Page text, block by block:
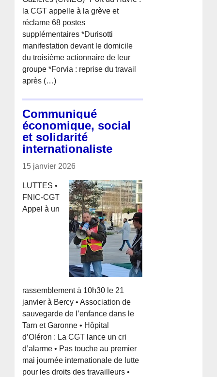
la CGT appelle à la grève et
réclame 68 postes
supplémentaires *Durisotti
manifestation devant le domicile
du troisième actionnaire de leur
groupe *Forvia : reprise du travail
après (…)
Communiqué
économique, social
et solidarité
internationaliste
15 janvier 2026
LUTTES •
FNIC-CGT
Appel à un
rassemblement à 10h30 le 21
janvier à Bercy • Association de
sauvegarde de l’enfance dans le
Tarn et Garonne • Hôpital
d’Oléron : La CGT lance un cri
d’alarme • Pas touche au premier
mai journée internationale de lutte
pour les droits des travailleurs •